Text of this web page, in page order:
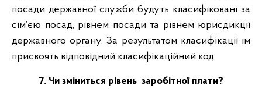
посади державної служби будуть класифіковані за
сім’єю посад, рівнем посади та рівнем юрисдикції
державного органу. За результатом класифікації їм
присвоять відповідний класифікаційний код.
7. Чи зміниться рівень заробітної плати?